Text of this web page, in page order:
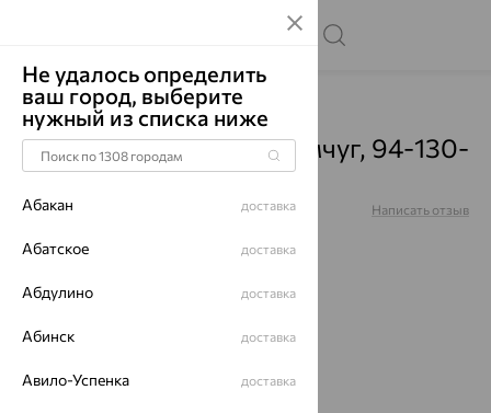
Главная Каталог Подвески
Подвеска, серебро, жемчуг, 94-130-
01181-1
Артикул: Написать отзыв
Не удалось определить
ваш город, выберите
нужный из списка ниже
Абакан доставка
Абатское доставка
Абдулино доставка
Абинск доставка
Авило-Успенка доставка